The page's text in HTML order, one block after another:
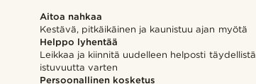
Aitoa nahkaa
Kestävä, pitkäikäinen ja kaunistuu ajan myötä
Helppo lyhentää
Leikkaa ja kiinnitä uudelleen helposti täydellistä
istuvuutta varten
Persoonallinen kosketus